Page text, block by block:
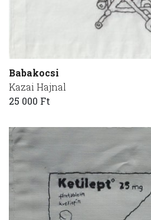
Babakocsi
Kazai Hajnal
25 000 Ft